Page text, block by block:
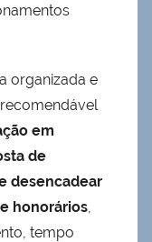
organizada e
em
de
desencadear
honorários,
tempo